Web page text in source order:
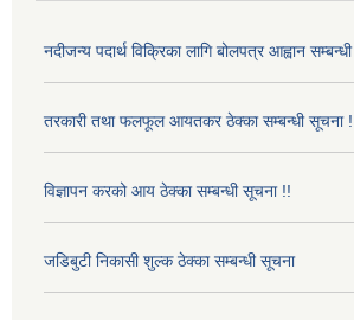
नदीजन्य पदार्थ विक्रिका लागि बोलपत्र आह्वान
तरकारी तथा फलफूल आयतकर ठेक्का सम्बन्धी सूचना
विज्ञापन करको आय ठेक्का सम्बन्धी सूचना !!
जडिबुटी निकासी शुल्क ठेक्का सम्बन्धी सूचना